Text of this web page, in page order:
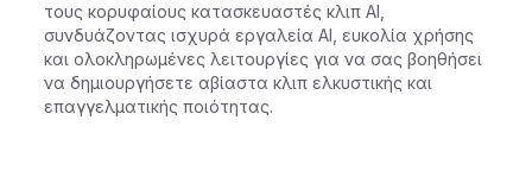
τους κορυφαίους κατασκευαστές κλιπ AI,
συνδυάζοντας ισχυρά εργαλεία AI, ευκολία χρήσης
και ολοκληρωμένες λειτουργίες για να σας βοηθήσει
να δημιουργήσετε αβίαστα κλιπ ελκυστικής και
επαγγελματικής ποιότητας.